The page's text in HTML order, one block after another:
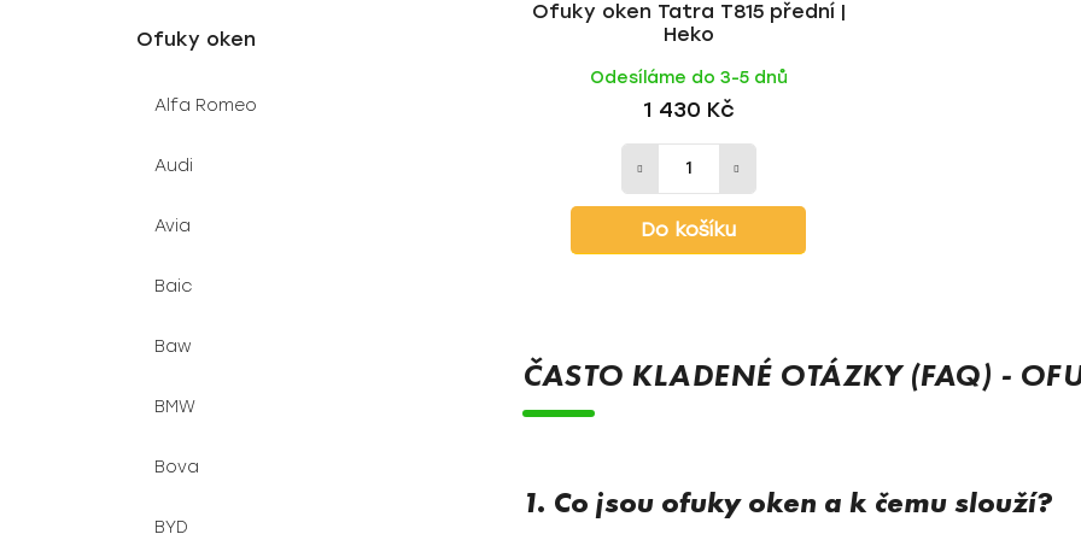
Ofuky oken
Alfa Romeo
Audi
Avia
Baic
Baw
BMW
Bova
BYD
uOfuky oken Tatra T815 přední |
Heko
Odesíláme do 3-5 dnů
1 430 Kč
Do košíku
l
c
í
ČASTO KLADENÉ OTÁZKY (FAQ) -
1. Co jsou ofuky oken a k čemu slouží?